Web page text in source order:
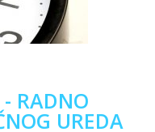
- RADNO
UREDA